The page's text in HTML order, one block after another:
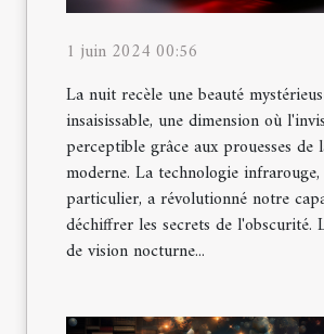
1 juin 2024 00:56
La nuit recèle une beauté
insaisissable, une dimension où
perceptible grâce aux prouesses de
moderne. La technologie
particulier, a révolutionné notre
déchiffrer les secrets de l'obscurité.
de vision nocturne...